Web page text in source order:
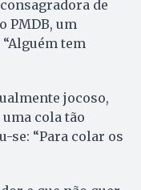
de
PMDB, um
tem
jocoso,
cola tão
se: “Para colar os